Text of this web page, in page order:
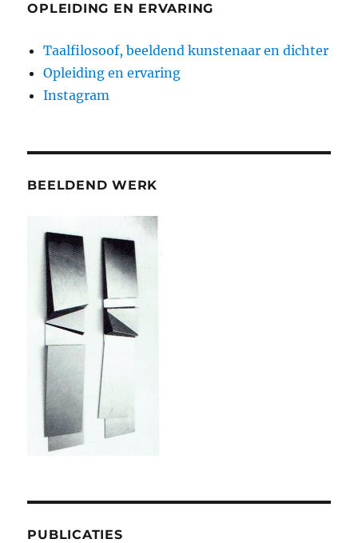
OPLEIDING EN ERVARING
Taalfilosoof, beeldend kunstenaar en dichter
Opleiding en ervaring
Instagram
BEELDEND WERK
PUBLICATIES